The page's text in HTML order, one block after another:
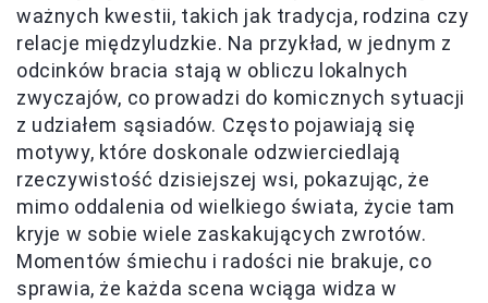
ważnych kwestii, takich jak tradycja, rodzina czy
relacje międzyludzkie. Na przykład, w jednym z
odcinków bracia stają w obliczu lokalnych
zwyczajów, co prowadzi do komicznych sytuacji
z udziałem sąsiadów. Często pojawiają się
motywy, które doskonale odzwierciedlają
rzeczywistość dzisiejszej wsi, pokazując, że
mimo oddalenia od wielkiego świata, życie tam
kryje w sobie wiele zaskakujących zwrotów.
Momentów śmiechu i radości nie brakuje, co
sprawia, że każda scena wciąga widza w